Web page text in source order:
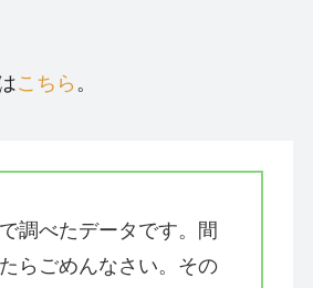
こちら 。
調べたデータです。間
らごめんなさい。その